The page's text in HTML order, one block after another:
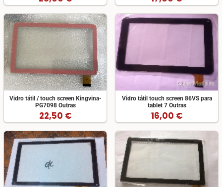
Vidro tátil / touch screen Kingvina-
PG7098 Outras
22,50 €
Vidro tátil touch screen 86VS para
tablet 7 Outras
16,00 €